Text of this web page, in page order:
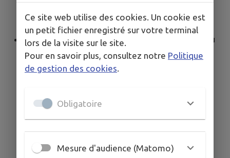
Sylvia WEIZMANN
Adèle GOUSSEAU
Conseillers municipaux d'opposition (par tableau
d'âge) :
Nathalie LELEU
Ce site web utilise des cookies. Un cookie est
un petit fichier enregistré sur votre terminal
lors de la visite sur le site.
Pour en savoir plus, consultez notre Politique
de gestion des cookies.
Obligatoire
Mesure d'audience (Matomo)